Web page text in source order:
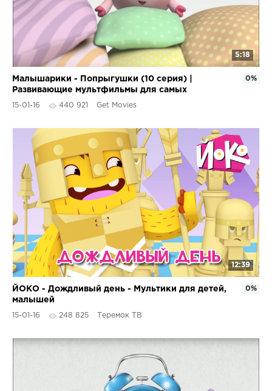
5:18
Малышарики - Попрыгушки (10 серия) |
Развивающие мультфильмы для самых
маленьких 1,2,3,4 года
15-01-16 440 921 Get Movies
0%
12:39
ЙОКО - Дождливый день - Мультики для детей,
малышей
15-01-16 248 825 Теремок ТВ
0%